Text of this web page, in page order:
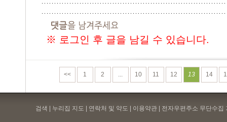
※ 로그인 후 글을 남길 수 있습니다.
<< 1 2 10 11 12 13 14
검색 | 누리집 지도 | 연락처 및 약도 | 이용약관 | 전자우편주소 무단수집